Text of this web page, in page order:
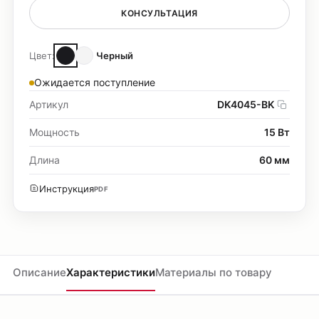
КОНСУЛЬТАЦИЯ
Цвет: Черный
Ожидается поступление
Артикул
DK4045-BK
Мощность 15 Вт
Длина 60 мм
ИнструкцияPDF
ОписаниеХарактеристикиМатериалы по товару